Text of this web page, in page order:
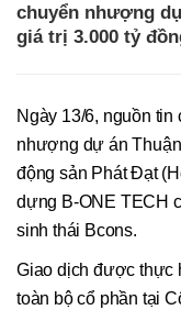
chuyển nhượng
giá trị 3.000 tỷ
Ngày 13/6, nguồn tin
nhượng dự án
động sản Phát Đạt
dựng B-ONE TECH
sinh thái Bcons.
Giao dịch được thực
toàn bộ cổ phần tại